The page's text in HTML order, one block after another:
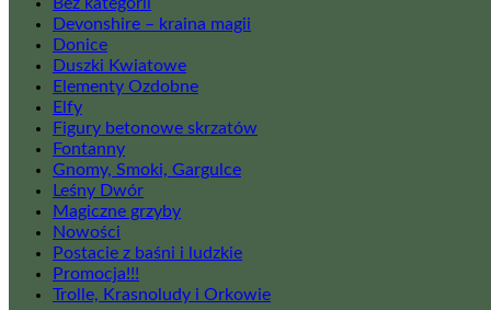
Bez kategorii
Devonshire – kraina magii
Donice
Duszki Kwiatowe
Elementy Ozdobne
Elfy
Figury betonowe skrzatów
Fontanny
Gnomy, Smoki, Gargulce
Leśny Dwór
Magiczne grzyby
Nowości
Postacie z baśni i ludzkie
Promocja!!!
Trolle, Krasnoludy i Orkowie